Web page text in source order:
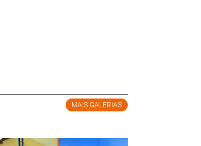
MAIS GALERIAS